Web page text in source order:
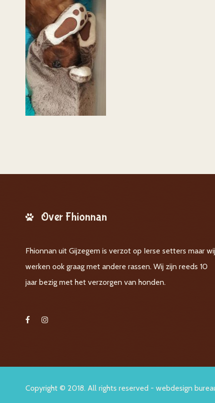
Over Fhionnan
Fhionnan uit Gijzegem is verzot op Ierse setters maar wij
werken ook graag met andere rassen. Wij zijn reeds 10
jaar bezig met het verzorgen van honden.
Copyright © 2018. All rights reserved - webdesign